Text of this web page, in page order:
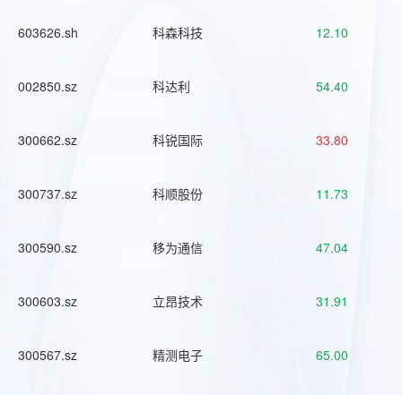
603626.sh 科森科技 12.10
002850.sz 科达利 54.40
300662.sz 科锐国际 33.80
300737.sz 科顺股份 11.73
300590.sz 移为通信 47.04
300603.sz 立昂技术 31.91
300567.sz 精测电子 65.00